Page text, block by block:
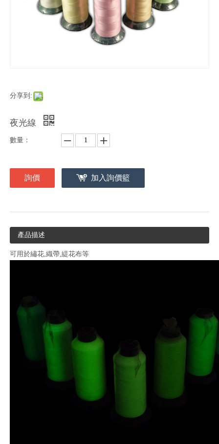
分享到:
夜光線
數量：
詢價 加入詢價籃
產品描述
可用於繡花,織帶,緹花布等